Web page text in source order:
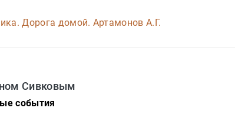
Дорога домой. Артамонов А.Г.
Сивковым
события